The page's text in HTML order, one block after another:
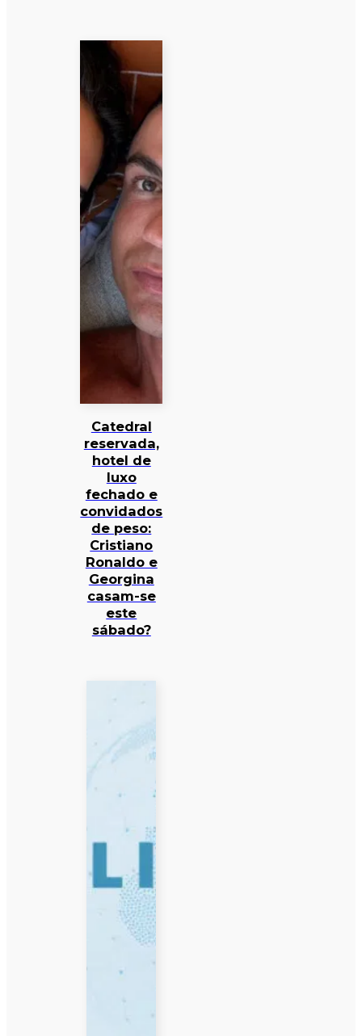
Catedral
reservada,
hotel de
luxo
fechado e
convidados
de peso:
Cristiano
Ronaldo e
Georgina
casam-se
este
sábado?